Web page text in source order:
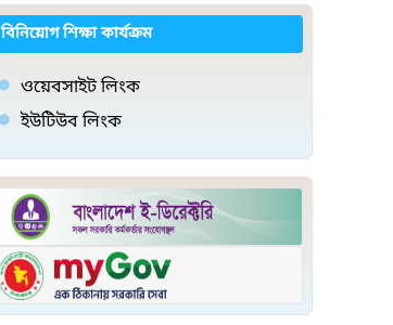
বিনিয়োগ শিক্ষা কার্যক্রম
ওয়েবসাইট লিংক
ইউটিউব লিংক